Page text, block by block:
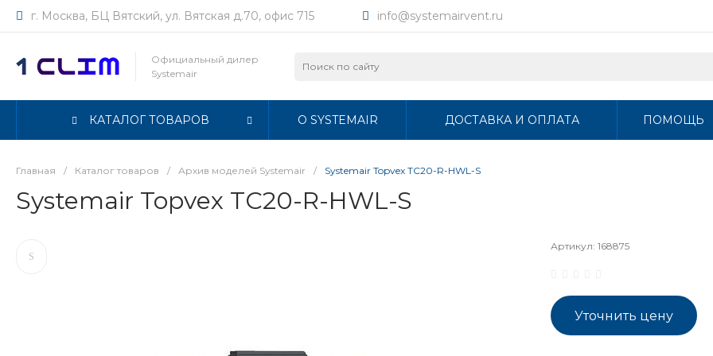
г. Москва, БЦ Вятский, ул. Вятская д.70, офис 715 info@systemairvent.ru
Официальный дилер
Systemair
КАТАЛОГ ТОВАРОВ О SYSTEMAIR ДОСТАВКА И ОПЛАТА ПОМОЩЬ
Главная / Каталог товаров / Архив моделей Systemair / Systemair Topvex TC20-R-HWL-S
Systemair Topvex TC20-R-HWL-S
Артикул: 168875
Уточнить цену